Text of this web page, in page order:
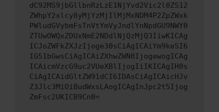
dC92MS9jbGllbnRzLzE1NjYvd2Vic2l0ZS12
ZWhpY2xlcy8yMjYzMjIlMjMxNDM4P2ZpZWxk
PWludGVybmFsTnVtYmVyJndlYnNpdGU9NWY0
ZTUwOWQxZDUxNmE2NDdlNjQzMjQ3IiwKICAg
ICJoZWFkZXJzIjoge30sCiAgICAiYm9keSI6
IG51bGwsCiAgICAiZXhwZWN0IjogewogICAg
ICAicmVzcG9uc2VUeXBlIjogIiIKICAgIH0s
CiAgICAidGltZW91dCI6IDAsCiAgICAicHJv
Z3Jlc3MiOiBudWxsLAogICAgInJpc2t5Ijog
ZmFsc2UKICB9Cn0=